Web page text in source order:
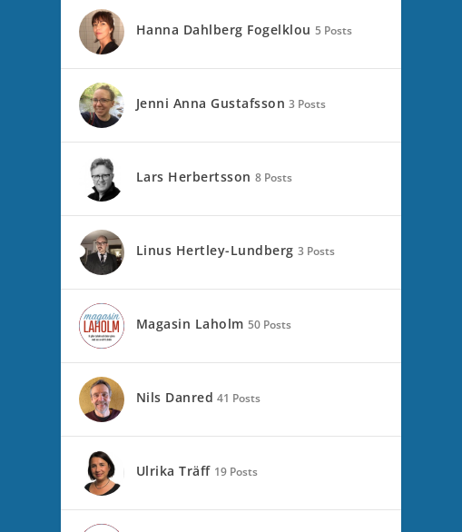
Hanna Dahlberg Fogelklou 5 Posts
Jenni Anna Gustafsson 3 Posts
Lars Herbertsson 8 Posts
Linus Hertley-Lundberg 3 Posts
Magasin Laholm 50 Posts
Nils Danred 41 Posts
Ulrika Träff 19 Posts